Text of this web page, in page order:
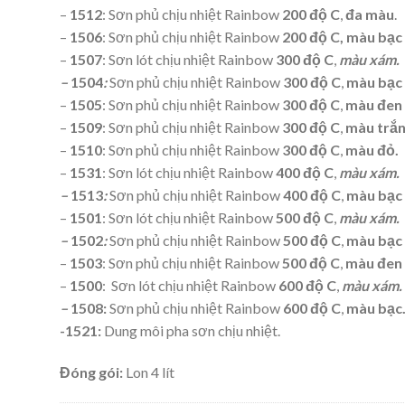
– 1512: Sơn phủ chịu nhiệt Rainbow 200 độ C,đa màu.
– 1506: Sơn phủ chịu nhiệt Rainbow 200 độ C, màu bạc
– 1507: Sơn lót chịu nhiệt Rainbow 300 độ C,màu xám.
– 1504:Sơn phủ chịu nhiệt Rainbow 300 độ C, màu bạc
– 1505: Sơn phủ chịu nhiệt Rainbow300 độ C, màu đen
– 1509: Sơn phủ chịu nhiệt Rainbow 300 độ C, màu
– 1510: Sơn phủ chịu nhiệt Rainbow 300 độ C,màu đỏ.
– 1531: Sơn lót chịu nhiệt Rainbow400 độ C,màu xám.
– 1513:Sơn phủ chịu nhiệt Rainbow400 độ C, màu bạc
– 1501: Sơn lót chịu nhiệt Rainbow500 độ C,màu xám.
– 1502:Sơn phủ chịu nhiệt Rainbow500 độ C,màu bạc
– 1503: Sơn phủ chịu nhiệt Rainbow500 độ C, màu đen
– 1500: Sơn lót chịu nhiệt Rainbow 600 độ C,màu xám.
– 1508:Sơn phủ chịu nhiệt Rainbow 600 độ C, màu bạc.
-1521: Dung môi pha sơn chịu nhiệt.
Đóng gói:Lon 4 lít